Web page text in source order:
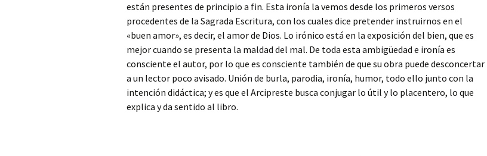
están presentes de principio a fin. Esta ironía la vemos desde los primeros versos
procedentes de la Sagrada Escritura, con los cuales dice pretender instruirnos en el
«buen amor», es decir, el amor de Dios. Lo irónico está en la exposición del bien, que es
mejor cuando se presenta la maldad del mal. De toda esta ambigüedad e ironía es
consciente el autor, por lo que es consciente también de que su obra puede desconcertar
a un lector poco avisado. Unión de burla, parodia, ironía, humor, todo ello junto con la
intención didáctica; y es que el Arcipreste busca conjugar lo útil y lo placentero, lo que
explica y da sentido al libro.